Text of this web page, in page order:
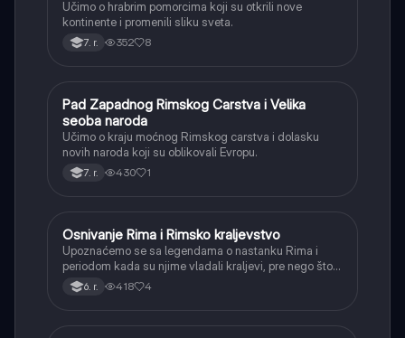
Učimo o hrabrim pomorcima koji su otkrili nove
kontinente i promenili sliku sveta.
7. r. 352 8
Istorija
Pad Zapadnog Rimskog Carstva i Velika
seoba naroda
Učimo o kraju moćnog Rimskog carstva i dolasku
novih naroda koji su oblikovali Evropu.
7. r. 430 1
Istorija
Osnivanje Rima i Rimsko kraljevstvo
Upoznaćemo se sa legendama o nastanku Rima i
periodom kada su njime vladali kraljevi, pre nego što
je postao republika.
6. r. 418 4